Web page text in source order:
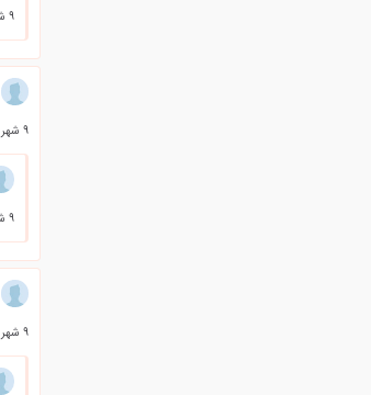
9 شهریور 1391
9 شهریور 1391
9 شهریور 1391
9 شهریور 1391